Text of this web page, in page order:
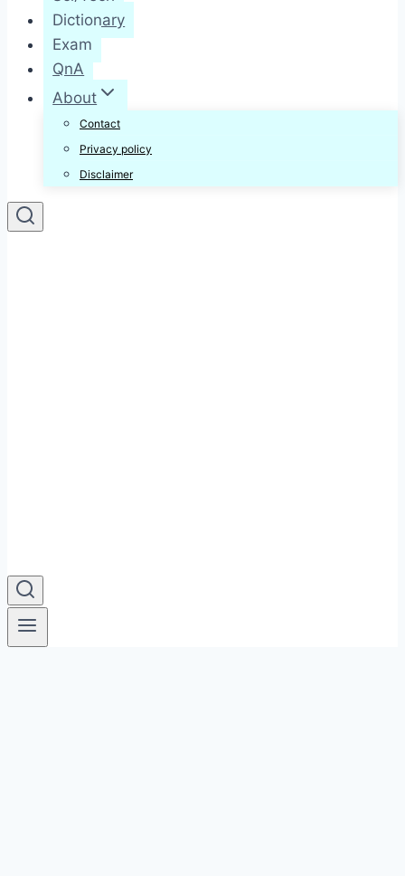
Dictionary
Exam
QnA
About
Contact
Privacy policy
Disclaimer